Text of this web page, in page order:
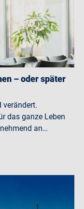
– oder später
verändert.
das ganze Leben
an…